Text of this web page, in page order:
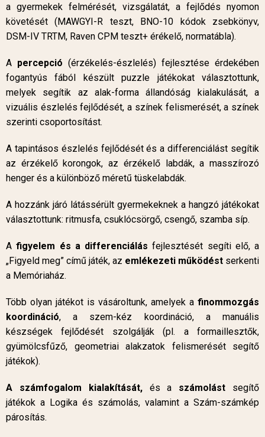
a gyermekek felmérését, vizsgálatát, a fejlődés nyomon
követését (MAWGYI-R teszt, BNO-10 kódok zsebkönyv,
DSM-IV TRTM, Raven CPM teszt+ érékelő, normatábla).
A percepció (érzékelés-észlelés) fejlesztése érdekében
fogantyús fából készült puzzle játékokat választottunk,
melyek segítik az alak-forma állandóság kialakulását, a
vizuális észlelés fejlődését, a színek felismerését, a színek
szerinti csoportosítást.
A tapintásos észlelés fejlődését és a differenciálást segítik
az érzékelő korongok, az érzékelő labdák, a masszírozó
henger és a különböző méretű tüskelabdák.
A hozzánk járó látássérült gyermekeknek a hangzó játékokat
választottunk: ritmusfa, csuklócsörgő, csengő, szamba síp.
Afigyelem és a differenciálás fejlesztését segíti elő, a
„Figyeld meg” című játék, az emlékezeti működést serkenti
a Memóriaház.
Több olyan játékot is vásároltunk, amelyek a finommozgás
koordináció, a szem-kéz koordináció, a manuális
készségek fejlődését szolgálják (pl. a formaillesztők,
gyümölcsfűző, geometriai alakzatok felismerését segítő
játékok).
A számfogalom kialakítását, és a számolást segítő
játékok a Logika és számolás, valamint a Szám-számkép
párosítás.